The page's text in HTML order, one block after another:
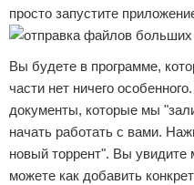
просто запустите
Вы будете в программе,
части нет ничего
документы, которые мы
начать работать с вами.
новый торрент". Вы
можете как добавить